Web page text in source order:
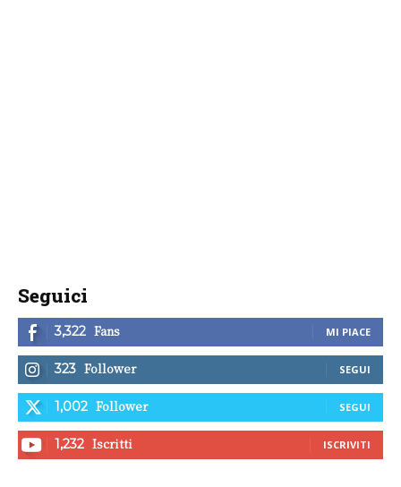
Seguici
3,322 Fans MI PIACE
323 Follower SEGUI
1,002 Follower SEGUI
1,232 Iscritti ISCRIVITI